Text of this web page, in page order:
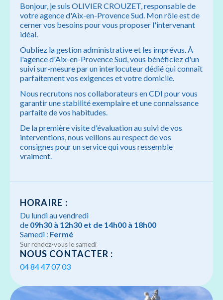
Bonjour, je suis OLIVIER CROUZET, responsable de
votre agence d'Aix-en-Provence Sud. Mon rôle est de
cerner vos besoins pour vous proposer l'intervenant
idéal.
Oubliez la gestion administrative et les imprévus. À
l'agence d'Aix-en-Provence Sud, vous bénéficiez d'un
suivi sur-mesure par un interlocuteur dédié qui connaît
parfaitement vos exigences et votre domicile.
Nous recrutons nos collaborateurs en CDI pour vous
garantir une stabilité exemplaire et une connaissance
parfaite de vos habitudes.
De la première visite d'évaluation au suivi de vos
interventions, nous veillons au respect de vos
consignes pour un service qui vous ressemble
vraiment.
HORAIRE :
Du lundi au vendredi
de 09h30 à 12h30 et de 14h00 à 18h00
Samedi : Fermé
Sur rendez-vous le samedi
NOUS CONTACTER :
04 84 47 07 03